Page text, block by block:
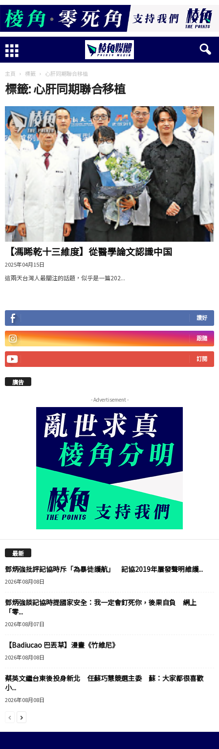
主頁 標籤 心肝同期聯合移植
標籤: 心肝同期聯合移植
【馮睎乾十三維度】從醫學論文認識中国
2025年04月15日
這兩天台灣人最關注的話題，似乎是一篇202...
讚好
跟隨
訂閱
廣告
- Advertisement -
最新
鄧炳強批評記協時斥「為暴徒護航」 記協2019年屢發聲明維護...
2026年08月08日
鄧炳強談記協時提國家安全：我一定會釘死你，後果自負 網上
「零...
2026年08月07日
【Badiucao 巴丟草】漫畫《竹維尼》
2026年08月08日
蔡英文繼台東後投身新北 任蘇巧慧競選主委 蘇：大家都很喜歡
小...
2026年08月08日